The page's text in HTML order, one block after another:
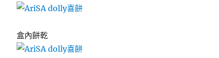
盒內餅乾